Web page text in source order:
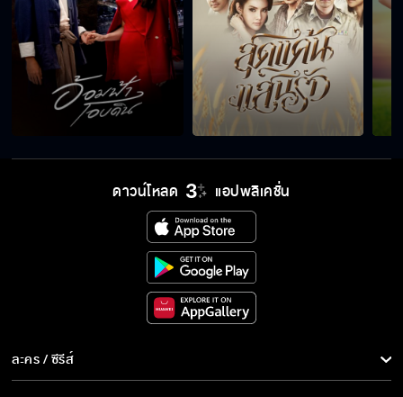
ดาวน์โหลด แอปพลิเคชั่น
ละคร / ซีรีส์
ละคร/ซีรีส์